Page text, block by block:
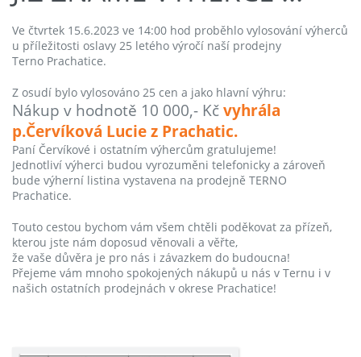
Ve čtvrtek 15.6.2023 ve 14:00 hod proběhlo vylosování výherců
u příležitosti oslavy 25 letého výročí naší prodejny
Terno Prachatice.
Z osudí bylo vylosováno 25 cen a jako hlavní výhru:
Nákup v hodnotě 10 000,- Kč vyhrála
p.Červíková Lucie z Prachatic.
Paní Červíkové i ostatním výhercům gratulujeme!
Jednotliví výherci budou vyrozuměni telefonicky a zároveň
bude výherní listina vystavena na prodejně TERNO
Prachatice.
Touto cestou bychom vám všem chtěli poděkovat za přízeň,
kterou jste nám doposud věnovali a věřte,
že vaše důvěra je pro nás i závazkem do budoucna!
Přejeme vám mnoho spokojených nákupů u nás v Ternu i v
našich ostatních prodejnách v okrese Prachatice!